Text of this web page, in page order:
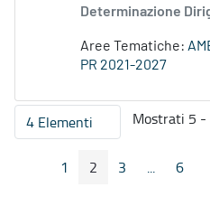
Determinazione
Aree Tematiche:
PR 2021-2027
4 ElementiPer pagina
Mostrati 5
Pagina Precedente
Pagina
1 Pagina
2 Pagina
3 ...
Pagine
6